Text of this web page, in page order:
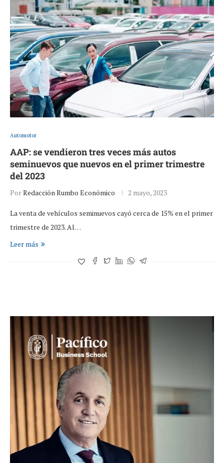
Automotor
AAP: se vendieron tres veces más autos
seminuevos que nuevos en el primer trimestre
del 2023
PorRedacción Rumbo Económico 2 mayo, 2023
La venta de vehículos seminuevos cayó cerca de 15% en el primer
trimestre de 2023. Al…
Leer más